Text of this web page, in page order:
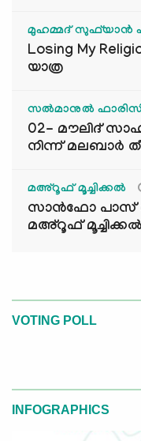
മുഹമ്മദ് സുഫ്‌യാൻ
Losing My
യാത്ര
സൽമാനുൽ
02- മൗലിദ്
നിന്ന് മലബാർ
മഅ്റൂഫ് മൂച്ചിക്കല്‍
സാൻഫോ പാസ്
മഅ്റൂഫ് മൂച്ചിക്കല്‍
VOTING POLL
INFOGRAPHICS